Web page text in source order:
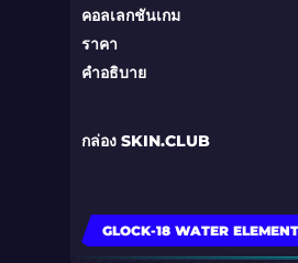
คอลเลกชันเกม
ราคา
คำอธิบาย
กล่อง SKIN.CLUB
GLOCK-18 WATER